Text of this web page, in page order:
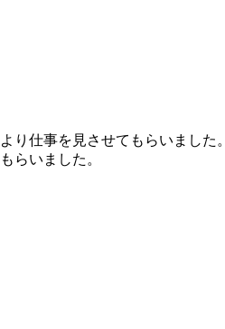
り仕事を見させてもらいました。
らいました。